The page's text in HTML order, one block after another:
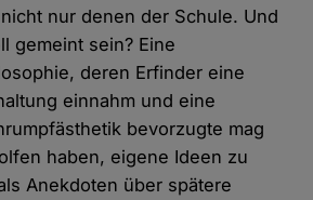
nur denen der Schule. Und
gemeint sein? Eine
deren Erfinder eine
einnahm und eine
bevorzugte mag
haben, eigene Ideen zu
Anekdoten über spätere